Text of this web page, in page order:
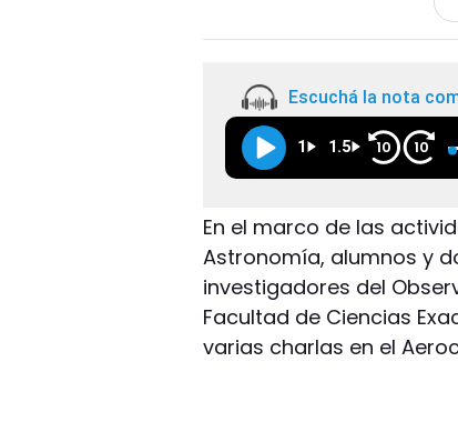
Escuchá la nota
1 1.5 10 10
En el marco de las
Astronomía, alumnos y
investigadores del
Facultad de Ciencias
varias charlas en el